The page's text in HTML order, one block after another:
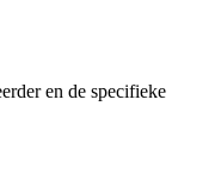
en de specifieke